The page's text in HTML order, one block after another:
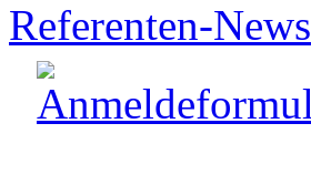
Referenten-News